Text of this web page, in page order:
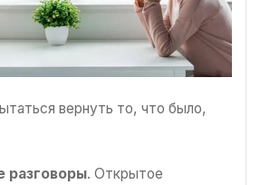
вернуть то, что было,
разговоры. Открытое